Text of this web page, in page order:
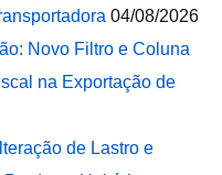
04/08/2026
Novo Filtro e Coluna
na Exportação de
de Lastro e